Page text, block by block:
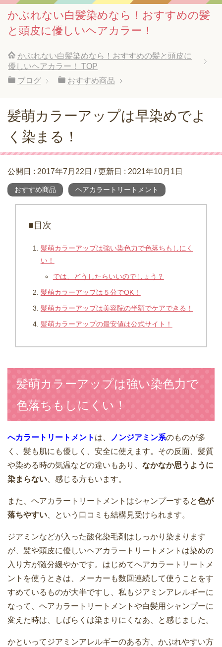
かぶれない白髪染めなら！おすすめの髪
と頭皮に優しいヘアカラー！
かぶれない白髪染めなら！おすすめの髪と頭皮に
優しいヘアカラー！
TOP
ブログ
おすすめ商品
髪萌カラーアップは早染めでよ
く染まる！
公開日 : 2017年7月22日 / 更新日 : 2021年10月1日
おすすめ商品 ヘアカラートリートメント
■目次
髪萌カラーアップは強い染色力で色落ちもしにく
い！
では、どうしたらいいのでしょう？
髪萌カラーアップは５分でOK！
髪萌カラーアップは美容院の半額でケアできる！
髪萌カラーアップの最安値は公式サイト！
髪萌カラーアップは強い染色力で
色落ちもしにくい！
へカラートリートメント は、 ノンジアミン系のものが多
く、髪も肌にも優しく、安全に使えます。その反面、髪質
や染める時の気温などの違いもあり、 なかなか思うように
染まらない 、感じる方もいます。
また、ヘアカラートリートメントはシャンプーすると色が
落ちやすい 、という口コミも結構見受けられます。
ジアミンなどが入った酸化染毛剤はしっかり染まります
が、髪や頭皮に優しいヘアカラートリートメントは染めの
入り方が随分緩やかです。はじめてへアカラートリートメ
ントを使うときは、メーカーも数回連続して使うことをす
すめているものが大半ですし、私もジアミンアレルギーに
なって、ヘアカラートリートメントや白髪用シャンプーに
変えた時は、しばらくは染まりにくなあ、と感じました。
かといってジアミンアレルギーのある方、かぶれやすい方